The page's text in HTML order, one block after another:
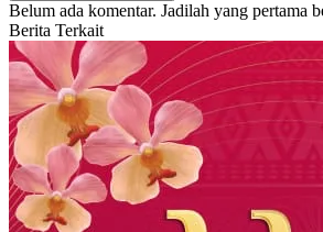
Belum ada komentar. Jadilah yang pertama
Berita Terkait